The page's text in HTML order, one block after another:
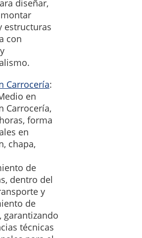
diseñar,
estructuras
con
Carrocería:
en
Carrocería,
forma
en
chapa,
de
dentro del
y
de
garantizando
técnicas